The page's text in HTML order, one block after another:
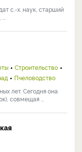
с.-х. наук, старший
Строительство
Пчеловодство
лет. Сегодня она
совмещая ...